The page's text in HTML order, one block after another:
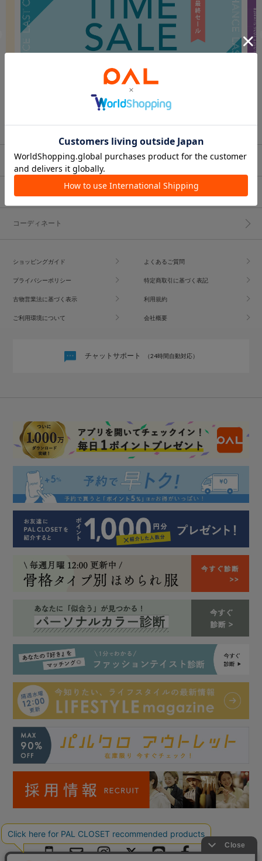
ブランド一覧
コーディネート
ショッピングガイド よくあるご質問
プライバシーポリシー 特定商取引に基づく表記
古物営業法に基づく表示 利用規約
ご利用環境について 会社概要
チャットサポート （24時間自動対応）